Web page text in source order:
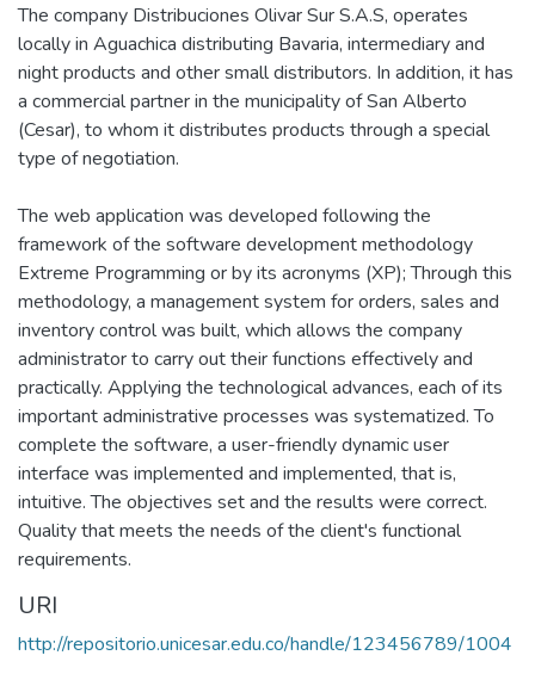
The company Distribuciones Olivar Sur S.A.S, operates
locally in Aguachica distributing Bavaria, intermediary and
night products and other small distributors. In addition, it has
a commercial partner in the municipality of San Alberto
(Cesar), to whom it distributes products through a special
type of negotiation.
The web application was developed following the
framework of the software development methodology
Extreme Programming or by its acronyms (XP); Through this
methodology, a management system for orders, sales and
inventory control was built, which allows the company
administrator to carry out their functions effectively and
practically. Applying the technological advances, each of its
important administrative processes was systematized. To
complete the software, a user-friendly dynamic user
interface was implemented and implemented, that is,
intuitive. The objectives set and the results were correct.
Quality that meets the needs of the client's functional
requirements.
URI
http://repositorio.unicesar.edu.co/handle/123456789/1004